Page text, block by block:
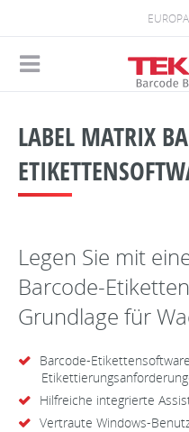
LABEL MATRIX
Legen Sie mit
Barcode-
Grundlage für
Barcode-
Hilfreiche integrierte
Vertraute Windows-